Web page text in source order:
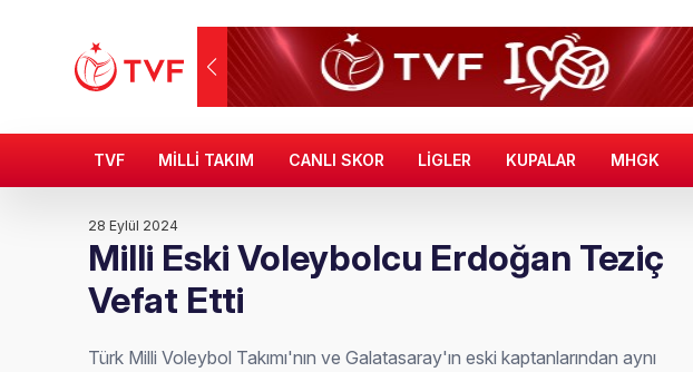
TVF MİLLİ TAKIM CANLI SKOR LİGLER KUPALAR MHGK
28 Eylül 2024
Milli Eski Voleybolcu Erdoğan Teziç
Vefat Etti
Türk Milli Voleybol Takımı'nın ve Galatasaray'ın eski kaptanlarından aynı